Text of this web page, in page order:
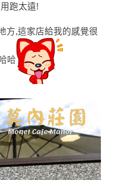
跑太遠!
方,這家店給我的感覺很
哈